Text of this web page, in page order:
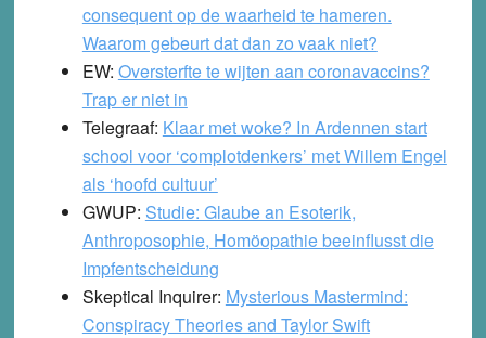
consequent op de waarheid te hameren.
Waarom gebeurt dat dan zo vaak niet?
EW: Oversterfte te wijten aan coronavaccins?
Trap er niet in
Telegraaf: Klaar met woke? In Ardennen start
school voor ‘complotdenkers’ met Willem Engel
als ‘hoofd cultuur’
GWUP: Studie: Glaube an Esoterik,
Anthroposophie, Homöopathie beeinflusst die
Impfentscheidung
Skeptical Inquirer: Mysterious Mastermind:
Conspiracy Theories and Taylor Swift